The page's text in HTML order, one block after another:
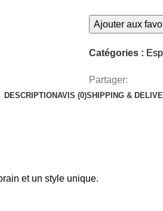
Ajouter aux
Catégories :
Partager:
DESCRIPTIONAVIS (0)SHIPPING &
et un style unique.